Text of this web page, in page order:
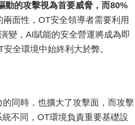
動的攻擊視為首要威脅，而80%
兩面性，OT安全領導者需要利用
變，AI賦能的安全營運將成為即
全環境中始終利大於弊。
同時，也擴大了攻擊面，而攻擊
不同，OT環境負責重要基礎設